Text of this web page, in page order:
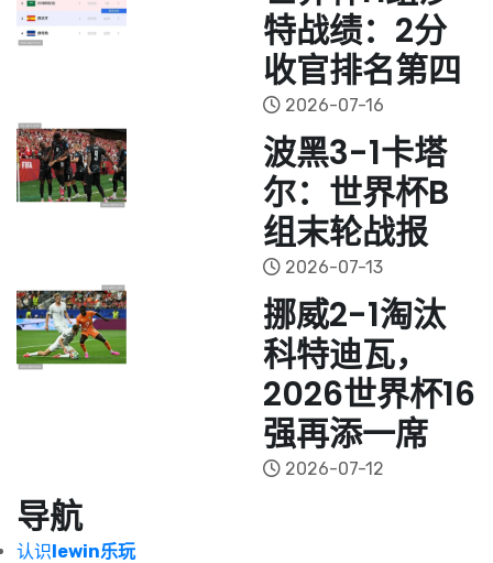
特战绩：2分
收官排名第四
2026-07-16
波黑3-1卡塔
尔：世界杯B
组末轮战报
2026-07-13
挪威2-1淘汰
科特迪瓦，
2026世界杯16
强再添一席
2026-07-12
导航
认识lewin乐玩